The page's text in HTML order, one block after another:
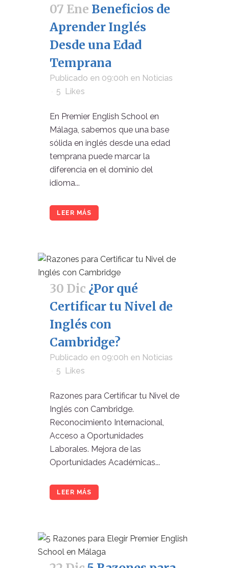
07 Ene Beneficios de
Aprender Inglés
Desde una Edad
Temprana
Publicado en 09:00h en Noticias
5
Likes
En Premier English School en
Málaga, sabemos que una base
sólida en inglés desde una edad
temprana puede marcar la
diferencia en el dominio del
idioma...
LEER MÁS
30 Dic ¿Por qué
Certificar tu Nivel de
Inglés con
Cambridge?
Publicado en 09:00h en Noticias
5
Likes
Razones para Certificar tu Nivel de
Inglés con Cambridge.
Reconocimiento Internacional,
Acceso a Oportunidades
Laborales. Mejora de las
Oportunidades Académicas...
LEER MÁS